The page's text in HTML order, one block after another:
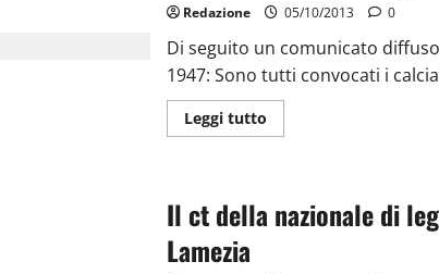
Redazione 05/10/2013 0
Di seguito un comunicato
1947: Sono tutti convocati i
Leggi tutto
Il ct della nazionale di
Lamezia